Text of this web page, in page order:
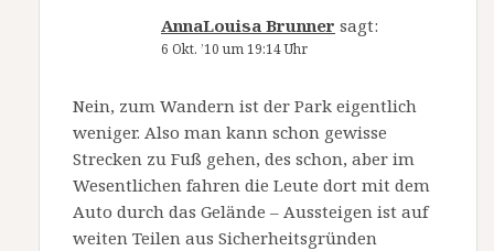
AnnaLouisa Brunner sagt:
6 Okt. ’10 um 19:14 Uhr
Nein, zum Wandern ist der Park eigentlich
weniger. Also man kann schon gewisse
Strecken zu Fuß gehen, des schon, aber im
Wesentlichen fahren die Leute dort mit dem
Auto durch das Gelände – Aussteigen ist auf
weiten Teilen aus Sicherheitsgründen